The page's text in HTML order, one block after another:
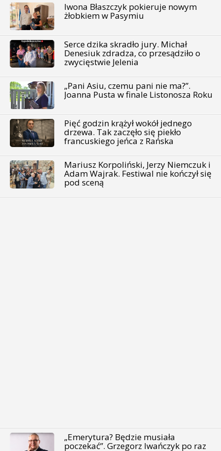
Iwona Błaszczyk pokieruje nowym
żłobkiem w Pasymiu
Serce dzika skradło jury. Michał
Denesiuk zdradza, co przesądziło o
zwycięstwie Jelenia
„Pani Asiu, czemu pani nie ma?”.
Joanna Pusta w finale Listonosza Roku
Pięć godzin krążył wokół jednego
drzewa. Tak zaczęło się piekło
francuskiego jeńca z Rańska
Mariusz Korpoliński, Jerzy Niemczuk i
Adam Wajrak. Festiwal nie kończył się
pod sceną
„Emerytura? Będzie musiała
poczekać”. Grzegorz Iwańczyk po raz